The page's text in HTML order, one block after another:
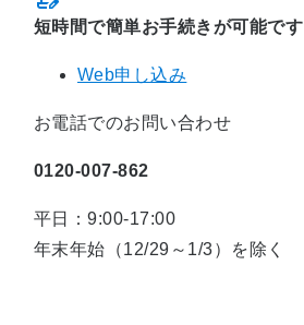
短時間で簡単お手続きが可能です
Web申し込み
お電話でのお問い合わせ
0120-007-862
平日：9:00-17:00
年末年始（12/29～1/3）を除く